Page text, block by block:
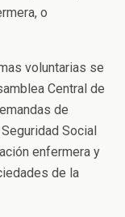
o
voluntarias se
Central de
de
Social
enfermera y
de la